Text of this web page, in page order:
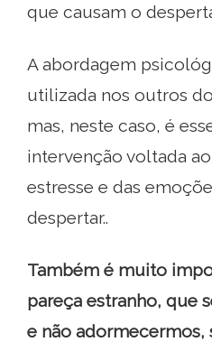
que causam o
A abordagem
utilizada nos outros
mas, neste caso, é
intervenção voltada
estresse e das
despertar..
Também é muito
pareça estranho, que
e não adormecermos,